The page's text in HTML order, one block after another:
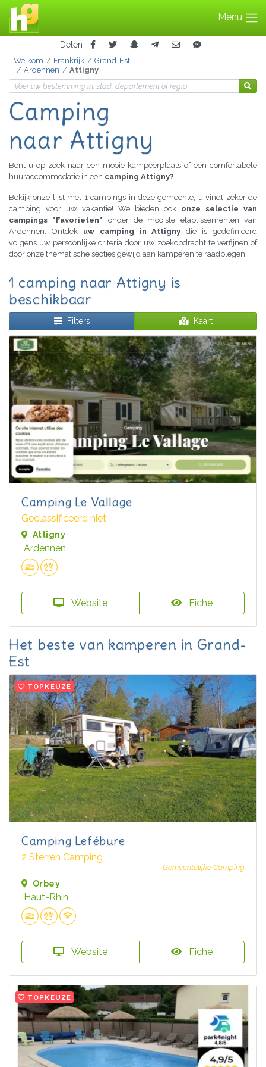
Menu
Delen
Welkom Frankrijk
Grand-Est
Ardennen
Attigny
Camping
naar Attigny
Bent u op zoek naar een mooie kampeerplaats of een comfortabele
huuraccommodatie in een camping Attigny?
Bekijk onze lijst met 1 campings in deze gemeente, u vindt zeker de
camping voor uw vakantie! We bieden ook onze selectie van
campings "Favorieten" onder de mooiste etablissementen van
Ardennen. Ontdek uw camping in Attigny die is gedefinieerd
volgens uw persoonlijke criteria door uw zoekopdracht te verfijnen of
door onze thematische secties gewijd aan kamperen te raadplegen.
1 camping naar Attigny is
beschikbaar
Filters Kaart
Camping Le Vallage
Geclassificeerd niet
Attigny
Ardennen
Website Fiche
Het beste van kamperen in Grand-
Est
TOPKEUZE
Camping Lefébure
2 Sterren Camping
Gemeentelijke Camping
Orbey
Haut-Rhin
Website Fiche
TOPKEUZE